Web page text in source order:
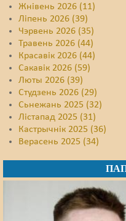
Жнівень 2026 (11)
Ліпень 2026 (39)
Чэрвень 2026 (35)
Травень 2026 (44)
Красавік 2026 (44)
Сакавік 2026 (59)
Люты 2026 (39)
Студзень 2026 (29)
Сьнежань 2025 (32)
Лістапад 2025 (31)
Кастрычнік 2025 (36)
Верасень 2025 (34)